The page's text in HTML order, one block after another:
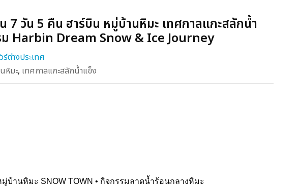
7 วัน 5 คืน ฮาร์บิน หมู่บ้านหิมะ เทศกาลแกะสลักน้ำ
Harbin Dream Snow & Ice Journey
ร์ต่างประเทศ
หิมะ, เทศกาลแกะสลักน้ำแข็ง
มู่บ้านหิมะ SNOW TOWN • กิจกรรมลาดน้ำร้อนกลางหิมะ